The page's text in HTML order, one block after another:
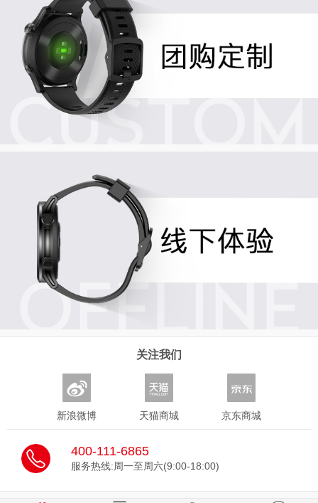
关注我们
新浪微博 天猫商城 京东商城
400-111-6865
服务热线:周一至周六(9:00-18:00)